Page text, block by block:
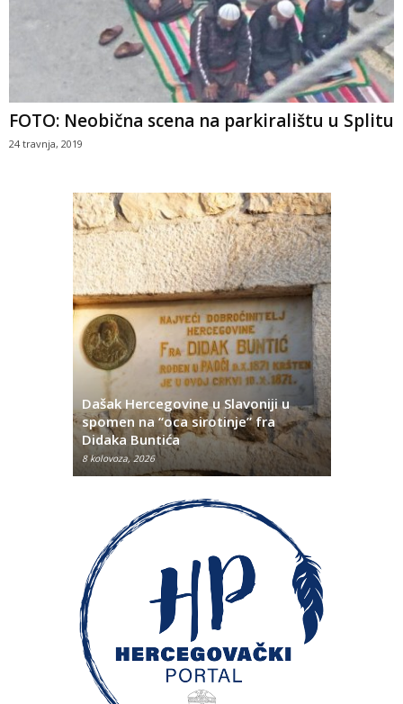
FOTO: Neobična scena na parkiralištu u Splitu
24 travnja, 2019
Dašak Hercegovine u Slavoniji u
spomen na “oca sirotinje” fra
Didaka Buntića
8 kolovoza, 2026